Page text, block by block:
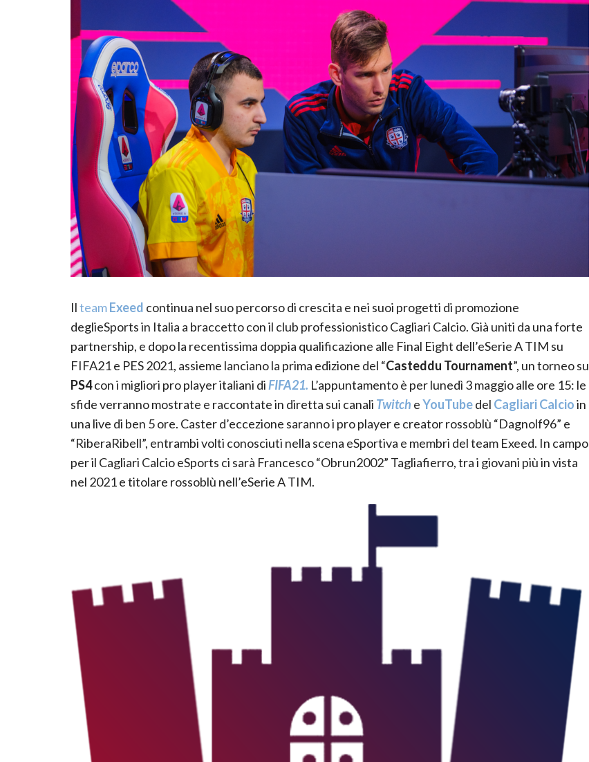
IlteamExeed continua nel suo percorso di crescita e nei suoi progetti di promozione
deglieSports in Italia a braccetto con il club professionistico Cagliari Calcio. Già uniti da una forte
partnership, e dopo la recentissima doppia qualificazione alle Final Eight dell’eSerie A TIM su
FIFA21 e PES 2021, assieme lanciano la prima edizione del “Casteddu Tournament”, un torneo su
PS4con i migliori pro player italiani diFIFA21. L’appuntamento è per lunedì 3 maggio alle ore 15: le
sfide verranno mostrate e raccontate in diretta sui canali Twitch eYouTubedel Cagliari Calcioin
una live di ben 5 ore. Caster d’eccezione saranno i pro player e creator rossoblù “Dagnolf96” e
“RiberaRibell”, entrambi volti conosciuti nella scena eSportiva e membri del team Exeed. In campo
per il Cagliari Calcio eSports ci sarà Francesco “Obrun2002” Tagliafierro, tra i giovani più in vista
nel 2021 e titolare rossoblù nell’eSerie A TIM.